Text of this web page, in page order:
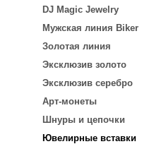
DJ Magic Jewelry
Мужская линия Biker
Золотая линия
Эксклюзив золото
Эксклюзив серебро
Арт-монеты
Шнуры и цепочки
Ювелирные вставки